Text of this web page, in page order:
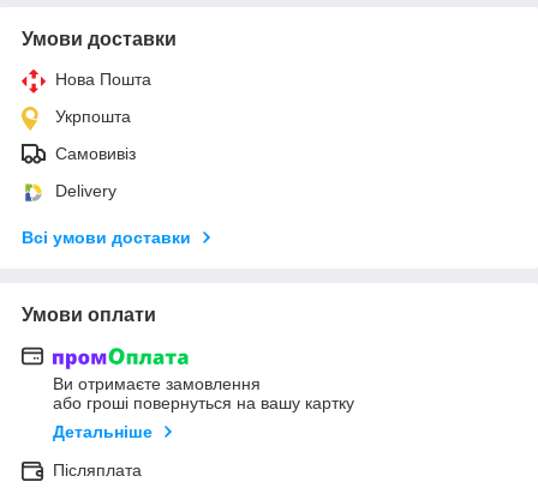
Умови доставки
Нова Пошта
Укрпошта
Самовивіз
Delivery
Всі умови доставки
Умови оплати
Ви отримаєте замовлення
або гроші повернуться на вашу картку
Детальніше
Післяплата